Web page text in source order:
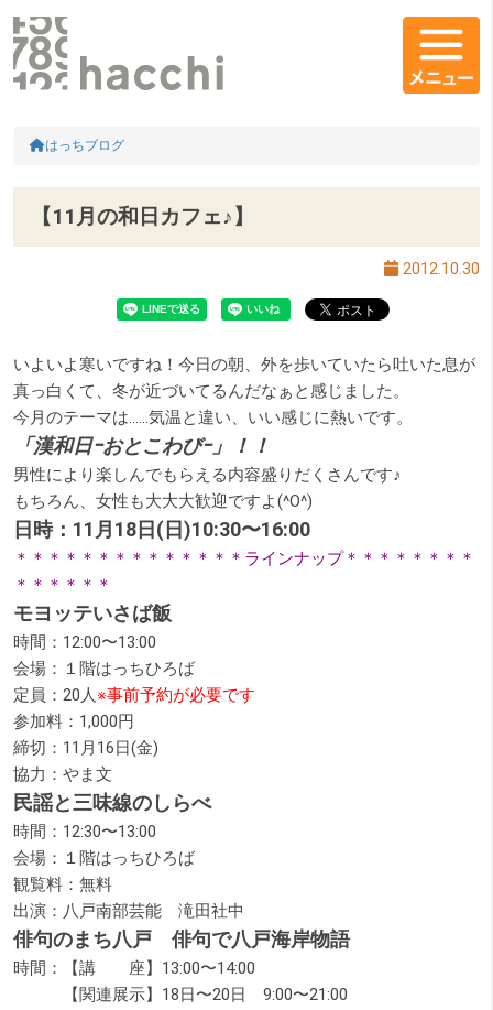
コンテンツエリア
メインコンテンツ
HOME
はっちブログ
【11月の和日カフェ♪】
2012.10.30
いよいよ寒いですね！今日の朝、外を歩いていたら吐いた息が
真っ白くて、冬が近づいてるんだなぁと感じました。
今月のテーマは......気温と違い、いい感じに熱いです。
「漢和日ｰおとこわびｰ」！！
男性により楽しんでもらえる内容盛りだくさんです♪
もちろん、女性も大大大歓迎ですよ(^O^)
日時：11月18日(日)10:30〜16:00
＊＊＊＊＊＊＊＊＊＊＊＊＊＊ラインナップ＊＊＊＊＊＊＊＊
＊＊＊＊＊＊
モヨッテいさば飯
時間：12:00〜13:00
会場：１階はっちひろば
定員：20人※事前予約が必要です
参加料：1,000円
締切：11月16日(金)
協力：やま文
民謡と三味線のしらべ
時間：12:30〜13:00
会場：１階はっちひろば
観覧料：無料
出演：八戸南部芸能 滝田社中
俳句のまち八戸 俳句で八戸海岸物語
時間：【講 座】13:00〜14:00
【関連展示】18日〜20日 9:00〜21:00